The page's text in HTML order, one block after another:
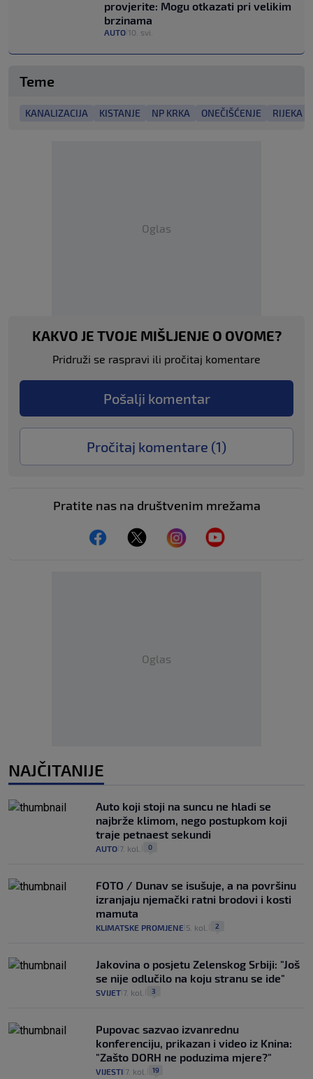
provjerite: Mogu otkazati pri velikim
brzinama
AUTO 10. svi.
Teme
KANALIZACIJA KISTANJE NP KRKA ONEČIŠĆENJE RIJEKA
Oglas
KAKVO JE TVOJE MIŠLJENJE O OVOME?
Pridruži se raspravi ili pročitaj komentare
Pošalji komentar
Pročitaj komentare (1)
Pratite nas na društvenim mrežama
Oglas
NAJČITANIJE
Auto koji stoji na suncu ne hladi se
najbrže klimom, nego postupkom koji
traje petnaest sekundi
AUTO 7. kol. 0
FOTO / Dunav se isušuje, a na površinu
izranjaju njemački ratni brodovi i kosti
mamuta
KLIMATSKE PROMJENE 5. kol. 2
Jakovina o posjetu Zelenskog Srbiji: "Još
se nije odlučilo na koju stranu se ide"
SVIJET 7. kol. 3
Pupovac sazvao izvanrednu
konferenciju, prikazan i video iz Knina:
"Zašto DORH ne poduzima mjere?"
VIJESTI 7. kol. 19